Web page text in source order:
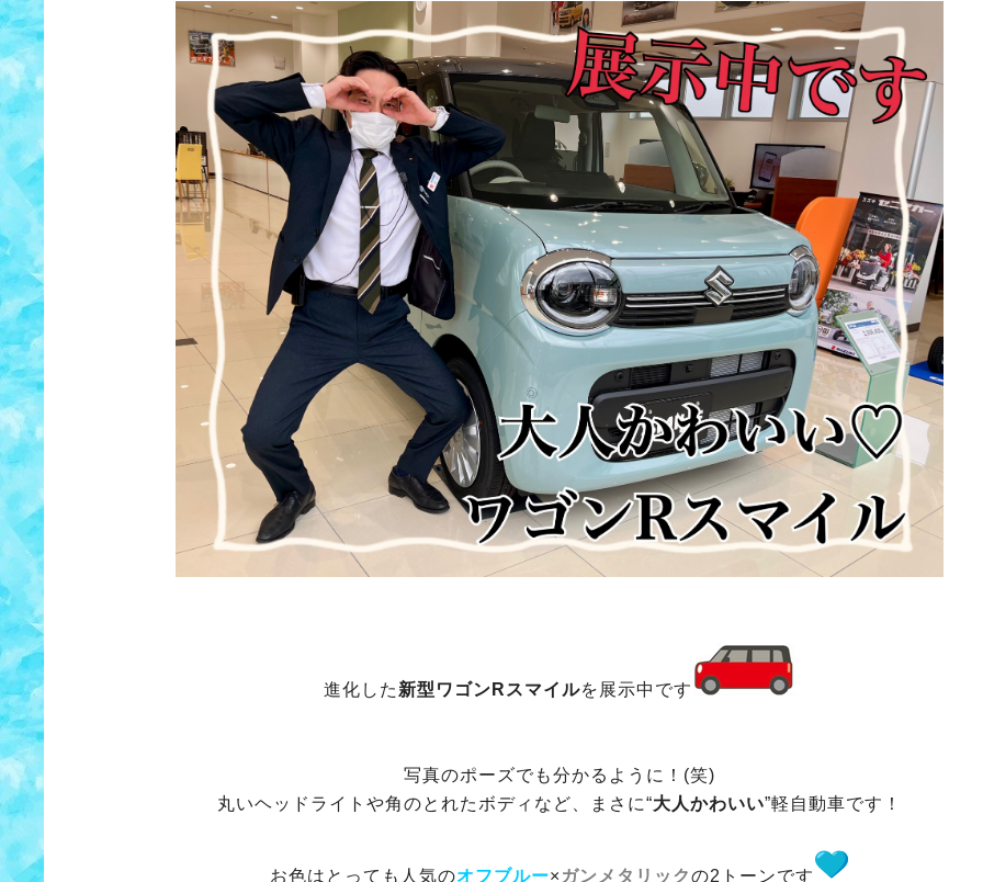
進化した 新型ワゴンRスマイルを展示中です
写真のポーズでも分かるように！(笑)
丸いヘッドライトや角のとれたボディなど、まさに“大人かわいい”軽自動車です！
お色はとっても人気のオフブルー× ガンメタリックの2トーンです